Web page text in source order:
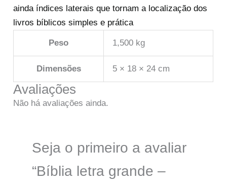
ainda índices laterais que tornam a localização dos
livros bíblicos simples e prática
Peso 1,500 kg
Dimensões 5 × 18 × 24 cm
Avaliações
Não há avaliações ainda.
Seja o primeiro a avaliar
“Bíblia letra grande –